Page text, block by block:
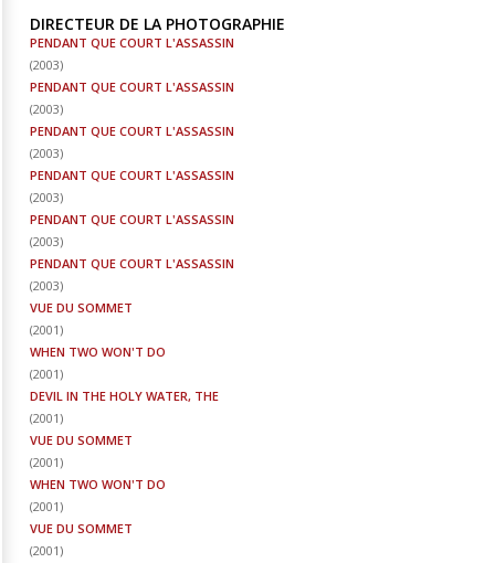
DIRECTEUR DE LA PHOTOGRAPHIE
PENDANT QUE COURT L'ASSASSIN
(2003)
PENDANT QUE COURT L'ASSASSIN
(2003)
PENDANT QUE COURT L'ASSASSIN
(2003)
PENDANT QUE COURT L'ASSASSIN
(2003)
PENDANT QUE COURT L'ASSASSIN
(2003)
PENDANT QUE COURT L'ASSASSIN
(2003)
VUE DU SOMMET
(2001)
WHEN TWO WON'T DO
(2001)
DEVIL IN THE HOLY WATER, THE
(2001)
VUE DU SOMMET
(2001)
WHEN TWO WON'T DO
(2001)
VUE DU SOMMET
(2001)